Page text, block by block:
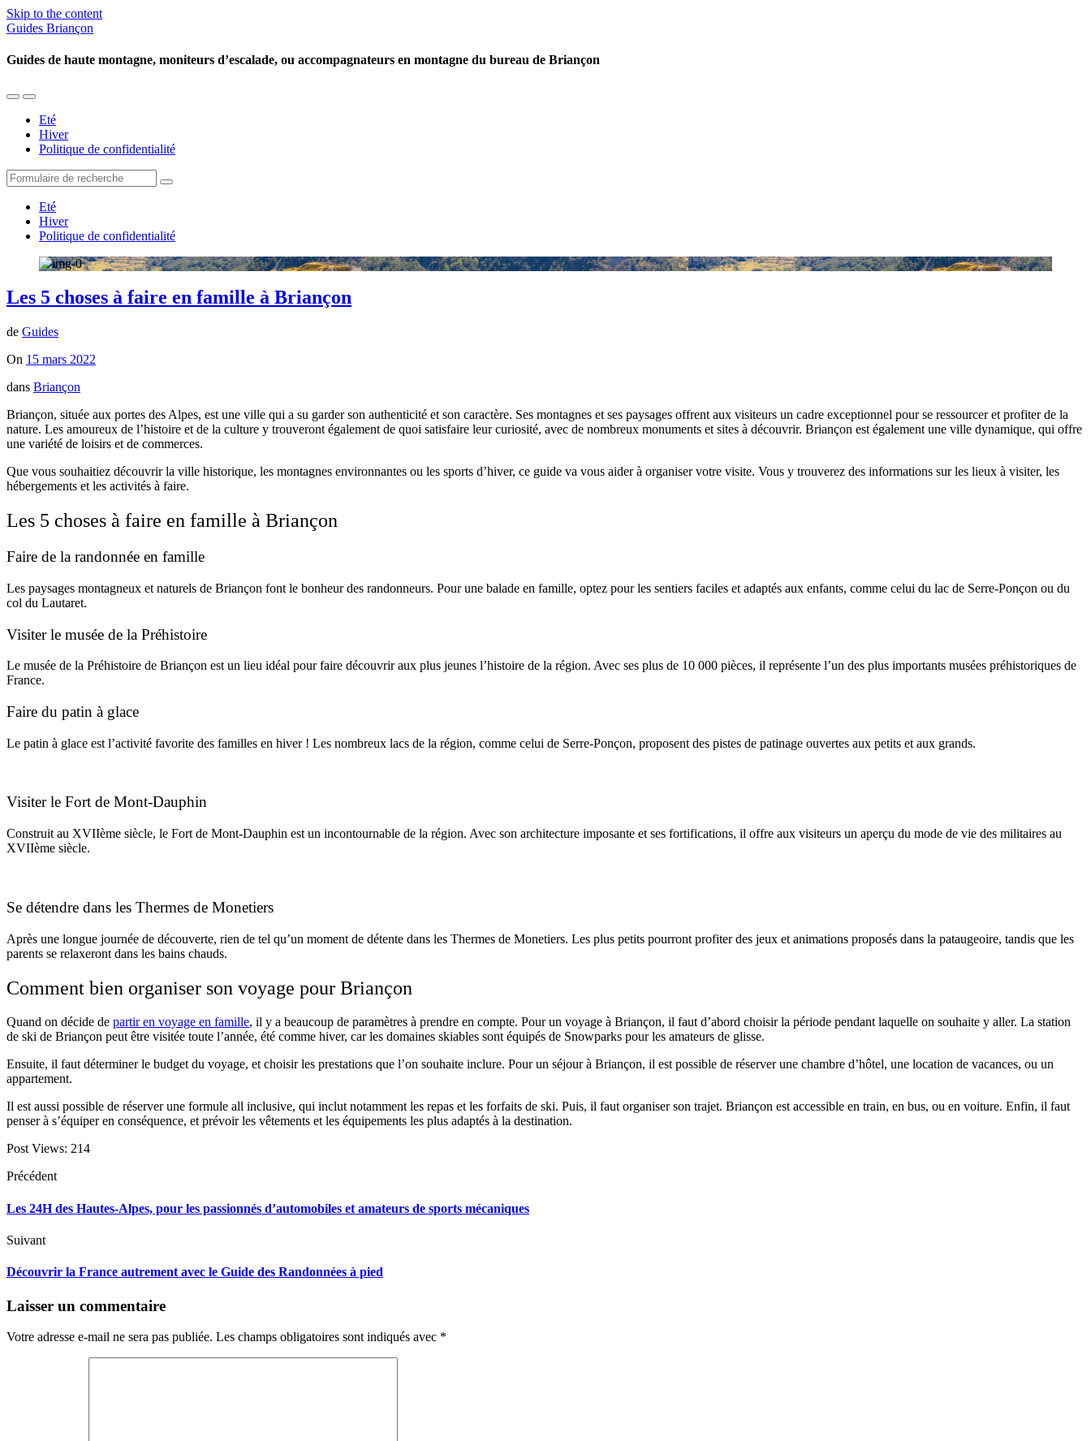
Skip to the content
Guides Briançon
Guides de haute montagne, moniteurs d’escalade, ou accompagnateurs en montagne du bureau de Briançon
Toggle
mobile
menu
Toggle
the
search
field
Eté
Hiver
Politique de confidentialité
Search
Eté
Hiver
Politique de confidentialité
Les 5 choses à faire en famille à Briançon
de Guides
On 15 mars 2022
dans Briançon
Briançon, située aux portes des Alpes, est une ville qui a su garder son authenticité et son caractère. Ses montagnes et ses paysages offrent aux visiteurs un cadre exceptionnel pour se ressourcer et profiter de la
nature. Les amoureux de l’histoire et de la culture y trouveront également de quoi satisfaire leur curiosité, avec de nombreux monuments et sites à découvrir. Briançon est également une ville dynamique, qui offre
une variété de loisirs et de commerces.
Que vous souhaitiez découvrir la ville historique, les montagnes environnantes ou les sports d’hiver, ce guide va vous aider à organiser votre visite. Vous y trouverez des informations sur les lieux à visiter, les
hébergements et les activités à faire.
Les 5 choses à faire en famille à Briançon
Faire de la randonnée en famille
Les paysages montagneux et naturels de Briançon font le bonheur des randonneurs. Pour une balade en famille, optez pour les sentiers faciles et adaptés aux enfants, comme celui du lac de Serre-Ponçon ou du
col du Lautaret.
Visiter le musée de la Préhistoire
Le musée de la Préhistoire de Briançon est un lieu idéal pour faire découvrir aux plus jeunes l’histoire de la région. Avec ses plus de 10 000 pièces, il représente l’un des plus importants musées préhistoriques de
France.
Faire du patin à glace
Le patin à glace est l’activité favorite des familles en hiver ! Les nombreux lacs de la région, comme celui de Serre-Ponçon, proposent des pistes de patinage ouvertes aux petits et aux grands.
Visiter le Fort de Mont-Dauphin
Construit au XVIIème siècle, le Fort de Mont-Dauphin est un incontournable de la région. Avec son architecture imposante et ses fortifications, il offre aux visiteurs un aperçu du mode de vie des militaires au
XVIIème siècle.
Se détendre dans les Thermes de Monetiers
Après une longue journée de découverte, rien de tel qu’un moment de détente dans les Thermes de Monetiers. Les plus petits pourront profiter des jeux et animations proposés dans la pataugeoire, tandis que les
parents se relaxeront dans les bains chauds.
Comment bien organiser son voyage pour Briançon
Quand on décide de partir en voyage en famille, il y a beaucoup de paramètres à prendre en compte. Pour un voyage à Briançon, il faut d’abord choisir la période pendant laquelle on souhaite y aller. La station
de ski de Briançon peut être visitée toute l’année, été comme hiver, car les domaines skiables sont équipés de Snowparks pour les amateurs de glisse.
Ensuite, il faut déterminer le budget du voyage, et choisir les prestations que l’on souhaite inclure. Pour un séjour à Briançon, il est possible de réserver une chambre d’hôtel, une location de vacances, ou un
appartement.
Il est aussi possible de réserver une formule all inclusive, qui inclut notamment les repas et les forfaits de ski. Puis, il faut organiser son trajet. Briançon est accessible en train, en bus, ou en voiture. Enfin, il faut
penser à s’équiper en conséquence, et prévoir les vêtements et les équipements les plus adaptés à la destination.
Post Views: 214
Précédent
Les 24H des Hautes-Alpes, pour les passionnés d’automobiles et amateurs de sports mécaniques
Suivant
Découvrir la France autrement avec le Guide des Randonnées à pied
Laisser un commentaire
Votre adresse e-mail ne sera pas publiée. Les champs obligatoires sont indiqués avec *